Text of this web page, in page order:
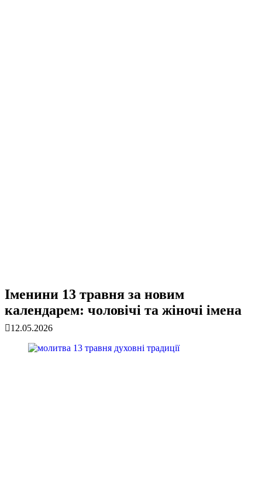
Іменини 13 травня за новим
календарем: чоловічі та жіночі імена
12.05.2026